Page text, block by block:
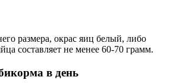
размера, окрас яиц белый, либо
составляет не менее 60-70 грамм.
в день